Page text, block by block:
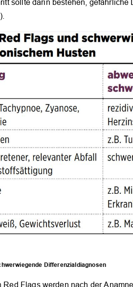
sollte darin bestehen,
Differenzialdiagnosen
Red Flags werden nach der